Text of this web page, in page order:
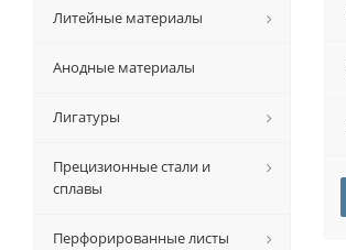
Литейные материалы
Анодные материалы
Лигатуры
Прецизионные стали и
сплавы
Перфорированные листы